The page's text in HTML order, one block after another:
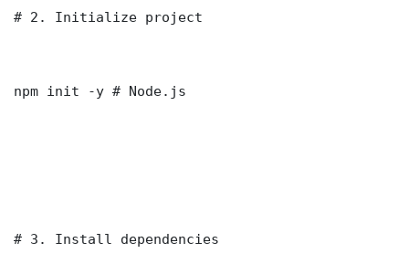
# 2. Initialize project
npm init -y # Node.js
# 3. Install dependencies